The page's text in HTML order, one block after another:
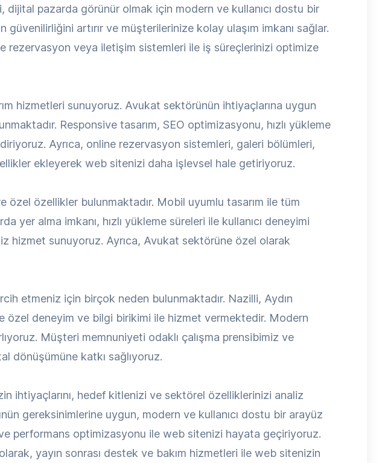
pazarda görünür olmak için modern ve kullanıcı dostu bir
artırır ve müşterilerinize kolay ulaşım imkanı sağlar.
rezervasyon veya iletişim sistemleri ile iş süreçlerinizi optimize
hizmetleri sunuyoruz. Avukat sektörünün ihtiyaçlarına uygun
Responsive tasarım, SEO optimizasyonu, hızlı yükleme
Ayrıca, online rezervasyon sistemleri, galeri bölümleri,
ekleyerek web sitenizi daha işlevsel hale getiriyoruz.
özel özellikler bulunmaktadır. Mobil uyumlu tasarım ile tüm
alma imkanı, hızlı yükleme süreleri ile kullanıcı deneyimi
hizmet sunuyoruz. Ayrıca, Avukat sektörüne özel olarak
etmeniz için birçok neden bulunmaktadır. Nazilli, Aydın
deneyim ve bilgi birikimi ile hizmet vermektedir. Modern
Müşteri memnuniyeti odaklı çalışma prensibimiz ve
dönüşümüne katkı sağlıyoruz.
ihtiyaçlarını, hedef kitlenizi ve sektörel özelliklerinizi analiz
gereksinimlerine uygun, modern ve kullanıcı dostu bir arayüz
performans optimizasyonu ile web sitenizi hayata geçiriyoruz.
yayın sonrası destek ve bakım hizmetleri ile web sitenizin